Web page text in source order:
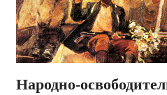
Народно-